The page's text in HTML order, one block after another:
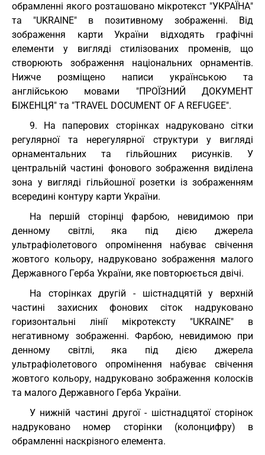
обрамленні якого розташовано мікротекст "УКРАЇНА"
та "UKRAINE" в позитивному зображенні. Від
зображення карти України відходять графічні
елементи у вигляді стилізованих променів, що
створюють зображення національних орнаментів.
Нижче розміщено написи українською та
англійською мовами "ПРОЇЗНИЙ ДОКУМЕНТ
БІЖЕНЦЯ" та "TRAVEL DOCUMENT OF A REFUGEE".
9. На паперових сторінках надруковано сітки
регулярної та нерегулярної структури у вигляді
орнаментальних та гільйошних рисунків. У
центральній частині фонового зображення виділена
зона у вигляді гільйошної розетки із зображенням
всередині контуру карти України.
На першій сторінці фарбою, невидимою при
денному світлі, яка під дією джерела
ультрафіолетового опромінення набуває свічення
жовтого кольору, надруковано зображення малого
Державного Герба України, яке повторюється двічі.
На сторінках другій - шістнадцятій у верхній
частині захисних фонових сіток надруковано
горизонтальні лінії мікротексту "UKRAINE" в
негативному зображенні. Фарбою, невидимою при
денному світлі, яка під дією джерела
ультрафіолетового опромінення набуває свічення
жовтого кольору, надруковано зображення колосків
та малого Державного Герба України.
У нижній частині другої - шістнадцятої сторінок
надруковано номер сторінки (колонцифру) в
обрамленні наскрізного елемента.